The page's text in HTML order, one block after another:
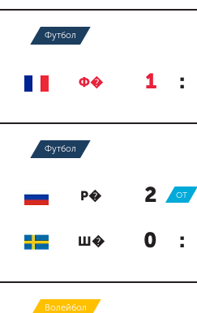
Футбол
Ф� 1 :
Футбол
Р� 2 :
ОТ
Ш� 0 :
Волейбол